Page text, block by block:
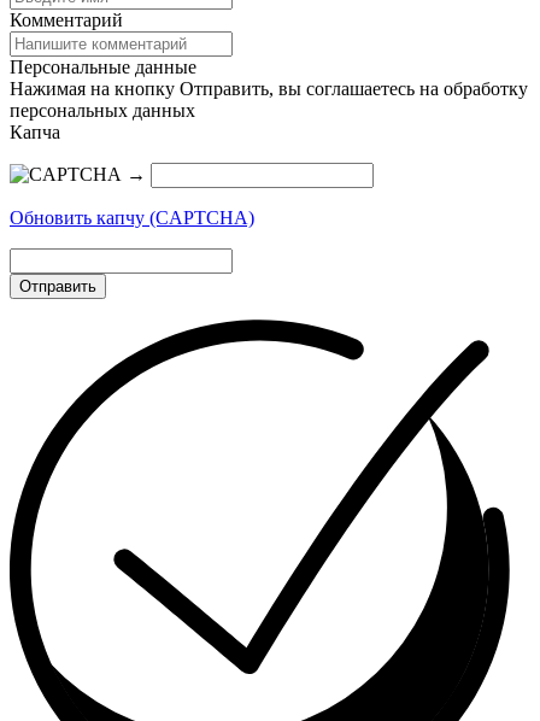
Комментарий
Персональные данные
Нажимая на кнопку Отправить, вы соглашаетесь на обработку
персональных данных
Капча
→
Обновить капчу (CAPTCHA)
Отправить